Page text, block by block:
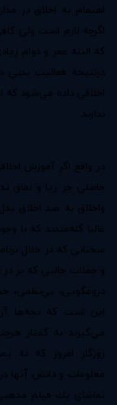
اهتمام به اخلاق در
اگرچه لازم است ولي
كه البته عمر و دوام
درنتيجه فعاليت
اخلاقي داده مي‌شود
ندارند.
در واقع اگر آموزش
حاصلي جز ريا و نفاق
واخلاق به ضد اخلاق
غالبا گله‌مندند كه با
سخناني كه در خلال
و جملات جالبي كه بر در
دروغگويي، بي‌نظمي،
اين است كه بچه‌ها آن
مي‌گيرند به گفتار
روزگار امروز كه به
معلومات و دانش آنها
تماشاي يك فيلم